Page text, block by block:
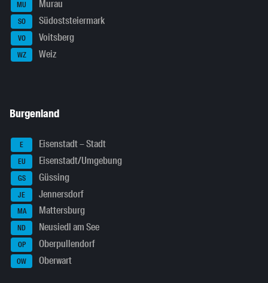
MU Murau
SO Südoststeiermark
VO Voitsberg
WZ Weiz
Burgenland
E Eisenstadt – Stadt
EU Eisenstadt/Umgebung
GS Güssing
JE Jennersdorf
MA Mattersburg
ND Neusiedl am See
OP Oberpullendorf
OW Oberwart